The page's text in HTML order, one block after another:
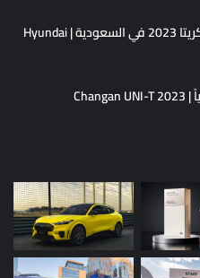
مواصفات وأسعار هيونداي جراند كريتا 2023 في السعودية | Hyundai